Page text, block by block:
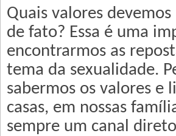
Quais valores
de fato? Essa é uma
encontrarmos as
tema da sexualidade.
sabermos os valores e
casas, em nossas
sempre um canal